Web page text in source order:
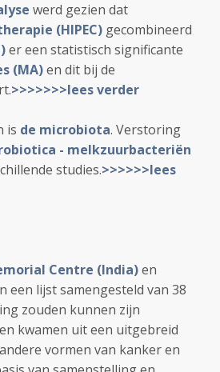
werd gezien dat
(HIPEC) gecombineerd
er een statistisch significante
(MA)en dit bij de
>>>>>>>lees verder
is de microbiota. Verstoring
- melkzuurbacteriën
studies.>>>>>>lees
Centre (India)en
een lijst samengesteld van 38
zouden kunnen zijn
kwamen uit een uitgebreid
vormen van kanker en